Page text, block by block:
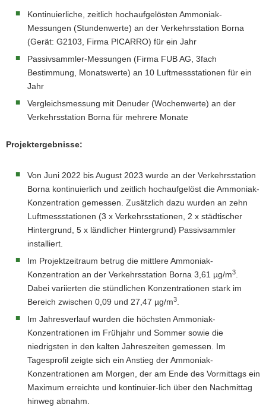
Kontinuierliche, zeitlich hochaufgelösten Ammoniak-
Messungen (Stundenwerte) an der Verkehrsstation Borna
(Gerät: G2103, Firma PICARRO) für ein Jahr
Passivsammler-Messungen (Firma FUB AG, 3fach
Bestimmung, Monatswerte) an 10 Luftmessstationen für ein
Jahr
Vergleichsmessung mit Denuder (Wochenwerte) an der
Verkehrsstation Borna für mehrere Monate
Projektergebnisse:
Von Juni 2022 bis August 2023 wurde an der Verkehrsstation
Borna kontinuierlich und zeitlich hochaufgelöst die Ammoniak-
Konzentration gemessen. Zusätzlich dazu wurden an zehn
Luftmessstationen (3 x Verkehrsstationen, 2 x städtischer
Hintergrund, 5 x ländlicher Hintergrund) Passivsammler
installiert.
Im Projektzeitraum betrug die mittlere Ammoniak-
Konzentration an der Verkehrsstation Borna 3,61 µg/m3.
Dabei variierten die stündlichen Konzentrationen stark im
Bereich zwischen 0,09 und 27,47 µg/m3.
Im Jahresverlauf wurden die höchsten Ammoniak-
Konzentrationen im Frühjahr und Sommer sowie die
niedrigsten in den kalten Jahreszeiten gemessen. Im
Tagesprofil zeigte sich ein Anstieg der Ammoniak-
Konzentrationen am Morgen, der am Ende des Vormittags ein
Maximum erreichte und kontinuier-lich über den Nachmittag
hinweg abnahm.